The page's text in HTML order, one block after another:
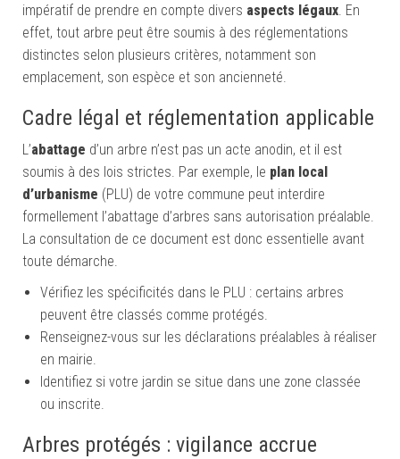
impératif de prendre en compte divers aspects légaux. En
effet, tout arbre peut être soumis à des réglementations
distinctes selon plusieurs critères, notamment son
emplacement, son espèce et son ancienneté.
Cadre légal et réglementation applicable
L’abattage d’un arbre n’est pas un acte anodin, et il est
soumis à des lois strictes. Par exemple, le plan local
d’urbanisme (PLU) de votre commune peut interdire
formellement l’abattage d’arbres sans autorisation préalable.
La consultation de ce document est donc essentielle avant
toute démarche.
Vérifiez les spécificités dans le PLU : certains arbres
peuvent être classés comme protégés.
Renseignez-vous sur les déclarations préalables à réaliser
en mairie.
Identifiez si votre jardin se situe dans une zone classée
ou inscrite.
Arbres protégés : vigilance accrue